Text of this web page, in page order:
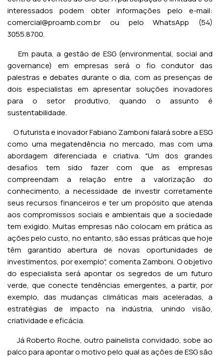
interessados podem obter informações pelo e-mail:
comercial@proamb.com.br ou pelo WhatsApp (54)
3055.8700.
Em pauta, a gestão de ESG (environmental, social and
governance) em empresas será o fio condutor das
palestras e debates durante o dia, com as presenças de
dois especialistas em apresentar soluções inovadores
para o setor produtivo, quando o assunto é
sustentabilidade.
O futurista e inovador Fabiano Zamboni falará sobre a ESG
como uma megatendência no mercado, mas com uma
abordagem diferenciada e criativa. "Um dos grandes
desafios tem sido fazer com que as empresas
compreendam a relação entre a valorização do
conhecimento, a necessidade de investir corretamente
seus recursos financeiros e ter um propósito que atenda
aos compromissos sociais e ambientais que a sociedade
tem exigido. Muitas empresas não colocam em prática as
ações pelo custo, no entanto, são essas práticas que hoje
têm garantido abertura de novas oportunidades de
investimentos, por exemplo", comenta Zamboni. O objetivo
do especialista será apontar os segredos de um futuro
verde, que conecte tendências emergentes, a partir, por
exemplo, das mudanças climáticas mais aceleradas, a
estratégias de impacto na indústria, unindo visão,
criatividade e eficácia.
Já Roberto Roche, outro painelista convidado, sobe ao
palco para apontar o motivo pelo qual as ações de ESG são